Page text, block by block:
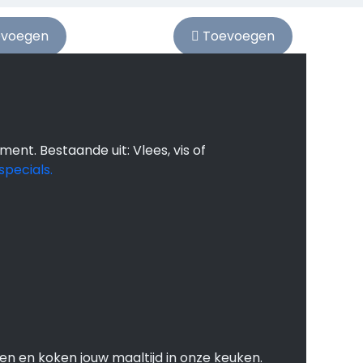
Toevoegen
Bestaande uit: Vlees, vis of
en koken jouw maaltijd in onze keuken.